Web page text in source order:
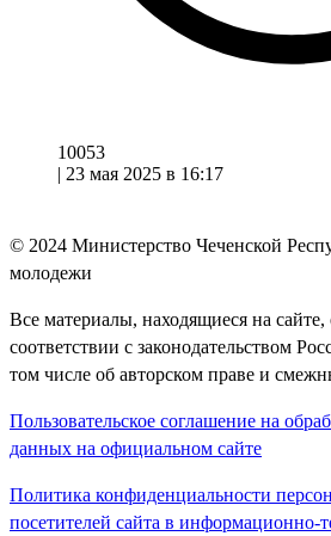
10053
| 23 мая 2025 в 16:17
© 2024 Министерство Чеченской
молодежи
Все материалы, находящиеся на сайте,
соответствии с законодательством
том числе об авторском праве и
Пользовательское соглашение на
данных на официальном сайте
Политика конфиденциальности
посетителей сайта в информационно-